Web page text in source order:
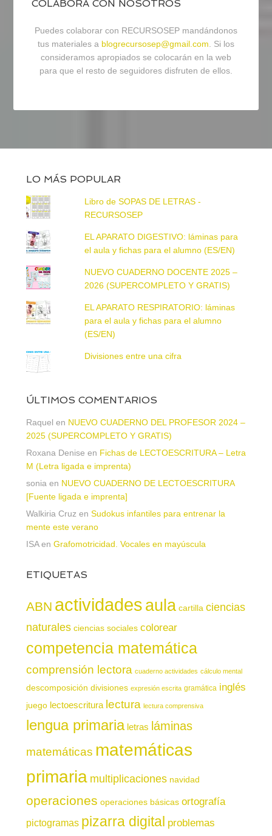
COLABORA CON NOSOTROS
Puedes colaborar con RECURSOSEP mandándonos
tus materiales a blogrecursosep@gmail.com. Si los
consideramos apropiados se colocarán en la web
para que el resto de seguidores disfruten de ellos.
LO MÁS POPULAR
Libro de SOPAS DE LETRAS -
RECURSOSEP
EL APARATO DIGESTIVO: láminas para
el aula y fichas para el alumno (ES/EN)
NUEVO CUADERNO DOCENTE 2025 –
2026 (SUPERCOMPLETO Y GRATIS)
EL APARATO RESPIRATORIO: láminas
para el aula y fichas para el alumno
(ES/EN)
Divisiones entre una cifra
ÚLTIMOS COMENTARIOS
Raquel en NUEVO CUADERNO DEL PROFESOR 2024 –
2025 (SUPERCOMPLETO Y GRATIS)
Roxana Denise en Fichas de LECTOESCRITURA – Letra
M (Letra ligada e imprenta)
sonia en NUEVO CUADERNO DE LECTOESCRITURA
[Fuente ligada e imprenta]
Walkiria Cruz en Sudokus infantiles para entrenar la
mente este verano
ISAen Grafomotricidad. Vocales en mayúscula
ETIQUETAS
ABN actividadesaula cartilla ciencias
naturales ciencias sociales colorear
competencia matemática
comprensión lectora cuaderno actividades cálculo mental
descomposición divisiones expresión escrita gramática inglés
juego lectoescritura lectura lectura comprensiva
lengua primaria letras láminas
matemáticas matemáticas
primaria multiplicaciones navidad
operaciones operaciones básicas ortografía
pictogramas pizarra digital problemas